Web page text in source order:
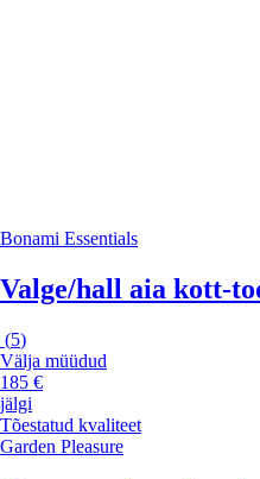
Bonami Essentials
Valge/hall aia kott-
(5)
Välja müüdud
185 €
jälgi
Tõestatud kvaliteet
Garden Pleasure